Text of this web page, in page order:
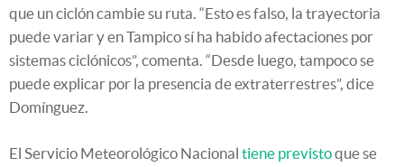
que un ciclón cambie su ruta. “Esto es falso, la trayectoria
puede variar y en Tampico sí ha habido afectaciones por
sistemas ciclónicos”, comenta. “Desde luego, tampoco se
puede explicar por la presencia de extraterrestres”, dice
Domínguez.
El Servicio Meteorológico Nacional tiene previstoque se